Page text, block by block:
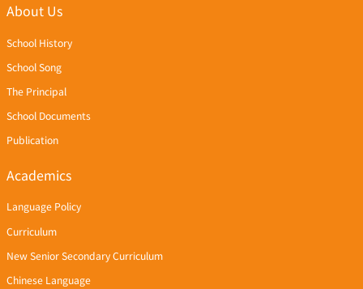
About Us
School History
School Song
The Principal
School Documents
Publication
Academics
Language Policy
Curriculum
New Senior Secondary Curriculum
Chinese Language